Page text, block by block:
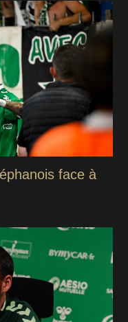
face à